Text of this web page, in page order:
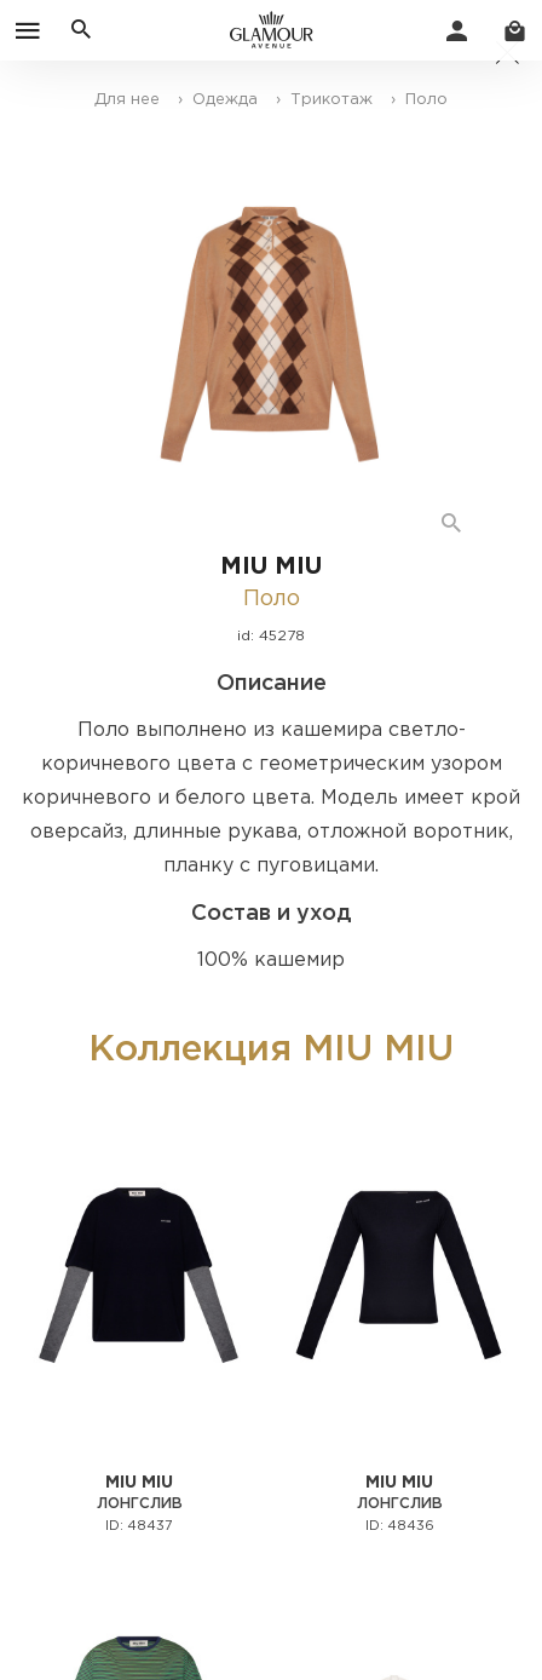
Для нее › Одежда › Трикотаж › Поло
MIU MIU
Поло
id: 45278
Описание
Поло выполнено из кашемира светло-
коричневого цвета с геометрическим узором
коричневого и белого цвета. Модель имеет крой
оверсайз, длинные рукава, отложной воротник,
планку с пуговицами.
Состав и уход
100% кашемир
Коллекция MIU MIU
MIU MIU
ЛОНГСЛИВ
ID: 48437
MIU MIU
ЛОНГСЛИВ
ID: 48436